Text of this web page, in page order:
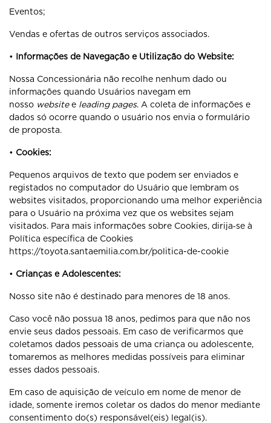
Eventos;
Vendas e ofertas de outros serviços associados.
• Informações de Navegação e Utilização do Website:
Nossa Concessionária não recolhe nenhum dado ou
informações quando Usuários navegam em
nosso websitee leading pages. A coleta de informações e
dados só ocorre quando o usuário nos envia o formulário
de proposta.
• Cookies:
Pequenos arquivos de texto que podem ser enviados e
registados no computador do Usuário que lembram os
websites visitados, proporcionando uma melhor experiência
para o Usuário na próxima vez que os websites sejam
visitados. Para mais informações sobre Cookies, dirija‐se à
Política específica de Cookies
https://toyota.santaemilia.com.br/politica-de-cookie
• Crianças e Adolescentes:
Nosso site não é destinado para menores de 18 anos.
Caso você não possua 18 anos, pedimos para que não nos
envie seus dados pessoais. Em caso de verificarmos que
coletamos dados pessoais de uma criança ou adolescente,
tomaremos as melhores medidas possíveis para eliminar
esses dados pessoais.
Em caso de aquisição de veículo em nome de menor de
idade, somente iremos coletar os dados do menor mediante
consentimento do(s) responsável(eis) legal(is).